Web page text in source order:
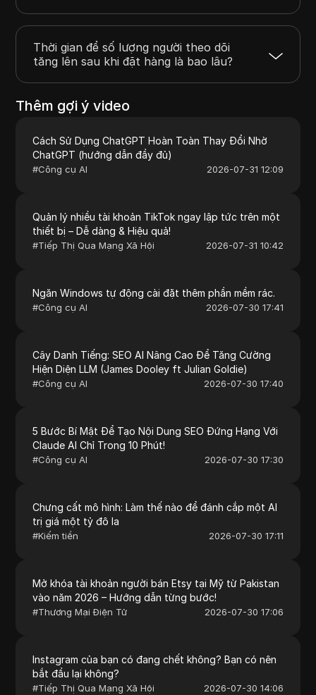
Thời gian để số lượng người theo dõi
tăng lên sau khi đặt hàng là bao lâu?
Thêm gợi ý video
Cách Sử Dụng ChatGPT Hoàn Toàn Thay Đổi Nhờ
ChatGPT (hướng dẫn đầy đủ)
#Công cụ AI 2026-07-31 12:09
Quản lý nhiều tài khoản TikTok ngay lập tức trên một
thiết bị – Dễ dàng & Hiệu quả!
#Tiếp Thị Qua Mạng Xã Hội 2026-07-31 10:42
Ngăn Windows tự động cài đặt thêm phần mềm rác.
#Công cụ AI 2026-07-30 17:41
Cây Danh Tiếng: SEO AI Nâng Cao Để Tăng Cường
Hiện Diện LLM (James Dooley ft Julian Goldie)
#Công cụ AI 2026-07-30 17:40
5 Bước Bí Mật Để Tạo Nội Dung SEO Đứng Hạng Với
Claude AI Chỉ Trong 10 Phút!
#Công cụ AI 2026-07-30 17:30
Chưng cất mô hình: Làm thế nào để đánh cắp một AI
trị giá một tỷ đô la
#Kiếm tiền 2026-07-30 17:11
Mở khóa tài khoản người bán Etsy tại Mỹ từ Pakistan
vào năm 2026 – Hướng dẫn từng bước!
#Thương Mại Điện Tử 2026-07-30 17:06
Instagram của bạn có đang chết không? Bạn có nên
bắt đầu lại không?
#Tiếp Thị Qua Mạng Xã Hội 2026-07-30 14:06